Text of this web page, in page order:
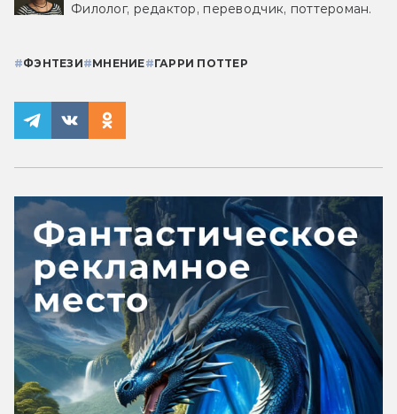
Филолог, редактор, переводчик, поттероман.
#ФЭНТЕЗИ#МНЕНИЕ#ГАРРИ ПОТТЕР